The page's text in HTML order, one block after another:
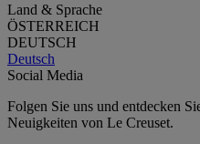
Land & Sprache
ÖSTERREICH
DEUTSCH
Deutsch
Social Media
Folgen Sie uns und entdecken
Neuigkeiten von Le Creuset.